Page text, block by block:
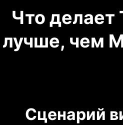
Что делает
лучше, чем
Сценарий